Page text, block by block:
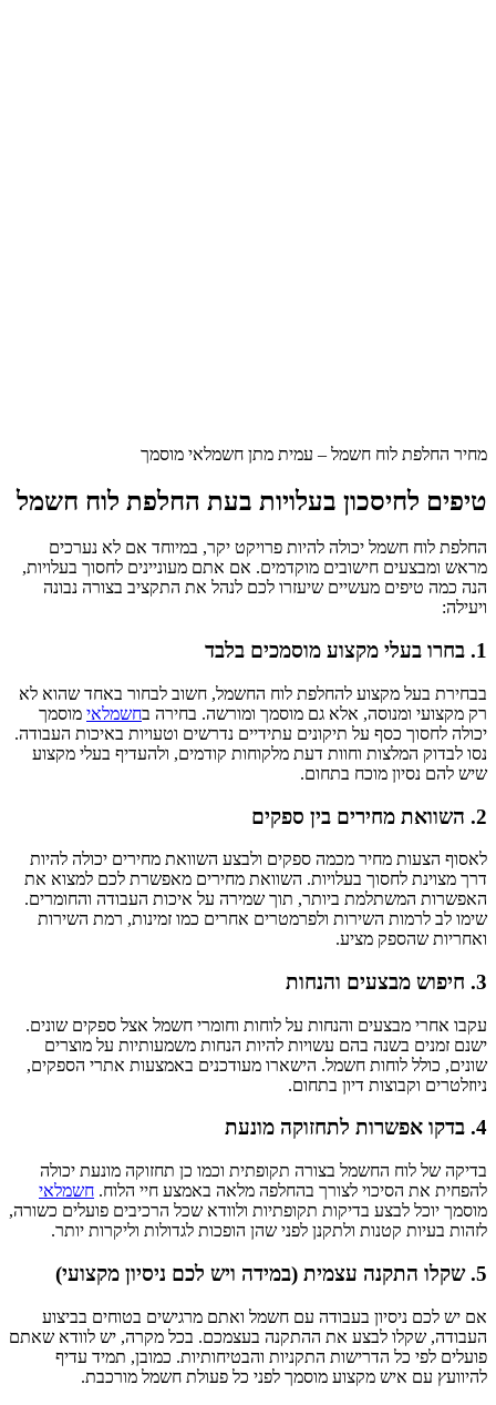
מחיר החלפת לוח חשמל – עמית מתן חשמלאי מוסמך
טיפים לחיסכון בעלויות בעת החלפת לוח חשמל
החלפת לוח חשמל יכולה להיות פרויקט יקר, במיוחד אם לא נערכים
מראש ומבצעים חישובים מוקדמים. אם אתם מעוניינים לחסוך בעלויות,
הנה כמה טיפים מעשיים שיעזרו לכם לנהל את התקציב בצורה נבונה
ויעילה:
1. בחרו בעלי מקצוע מוסמכים בלבד
בבחירת בעל מקצוע להחלפת לוח החשמל, חשוב לבחור באחד שהוא לא
רק מקצועי ומנוסה, אלא גם מוסמך ומורשה. בחירה בחשמלאי מוסמך
יכולה לחסוך כסף על תיקונים עתידיים נדרשים וטעויות באיכות העבודה.
נסו לבדוק המלצות וחוות דעת מלקוחות קודמים, ולהעדיף בעלי מקצוע
שיש להם נסיון מוכח בתחום.
2. השוואת מחירים בין ספקים
לאסוף הצעות מחיר מכמה ספקים ולבצע השוואת מחירים יכולה להיות
דרך מצוינת לחסוך בעלויות. השוואת מחירים מאפשרת לכם למצוא את
האפשרות המשתלמת ביותר, תוך שמירה על איכות העבודה והחומרים.
שימו לב לרמות השירות ולפרמטרים אחרים כמו זמינות, רמת השירות
ואחריות שהספק מציע.
3. חיפוש מבצעים והנחות
עקבו אחרי מבצעים והנחות על לוחות וחומרי חשמל אצל ספקים שונים.
ישנם זמנים בשנה בהם עשויות להיות הנחות משמעותיות על מוצרים
שונים, כולל לוחות חשמל. הישארו מעודכנים באמצעות אתרי הספקים,
ניוזלטרים וקבוצות דיון בתחום.
4. בדקו אפשרות לתחזוקה מונעת
בדיקה של לוח החשמל בצורה תקופתית וכמו כן תחזוקה מונעת יכולה
להפחית את הסיכוי לצורך בהחלפה מלאה באמצע חיי הלוח. חשמלאי
מוסמך יוכל לבצע בדיקות תקופתיות ולוודא שכל הרכיבים פועלים כשורה,
לזהות בעיות קטנות ולתקנן לפני שהן הופכות לגדולות וליקרות יותר.
5. שקלו התקנה עצמית (במידה ויש לכם ניסיון מקצועי)
אם יש לכם ניסיון בעבודה עם חשמל ואתם מרגישים בטוחים בביצוע
העבודה, שקלו לבצע את ההתקנה בעצמכם. בכל מקרה, יש לוודא שאתם
פועלים לפי כל הדרישות התקניות והבטיחותיות. כמובן, תמיד עדיף
להיוועץ עם איש מקצוע מוסמך לפני כל פעולת חשמל מורכבת.